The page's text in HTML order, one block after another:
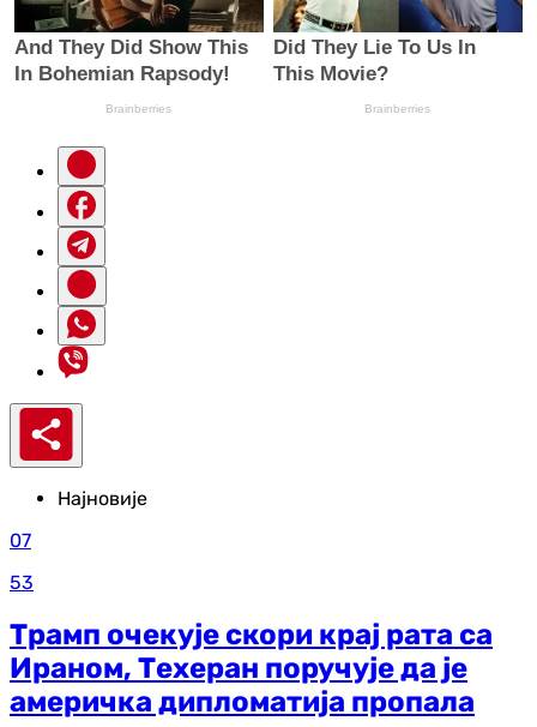
Најновије
07
53
Трамп очекује скори крај рата са
Ираном, Техеран поручује да је
америчка дипломатија пропала